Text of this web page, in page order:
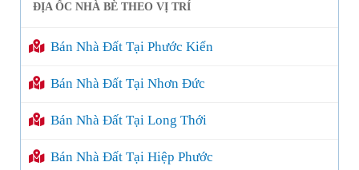
ĐỊA ỐC NHÀ BÈ THEO VỊ TRÍ
Bán Nhà Đất Tại Phước Kiển
Bán Nhà Đất Tại Nhơn Đức
Bán Nhà Đất Tại Long Thới
Bán Nhà Đất Tại Hiệp Phước